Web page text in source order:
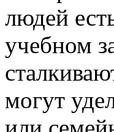
людей
учебном
могут